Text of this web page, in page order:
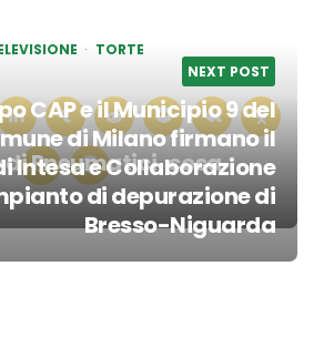
TORTE
Pneumatici, cosa
NEXT POST
CAP e il Municipio 9 del
di Milano firmano il
Intesa e Collaborazione
di depurazione di
Bresso-Niguarda